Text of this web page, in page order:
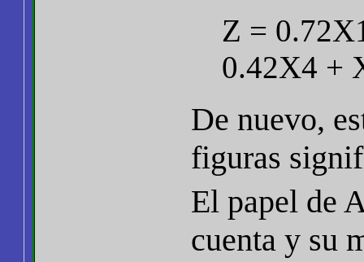
Z =
0.42X4 +
De nuevo,
figuras
El papel de
cuenta y su